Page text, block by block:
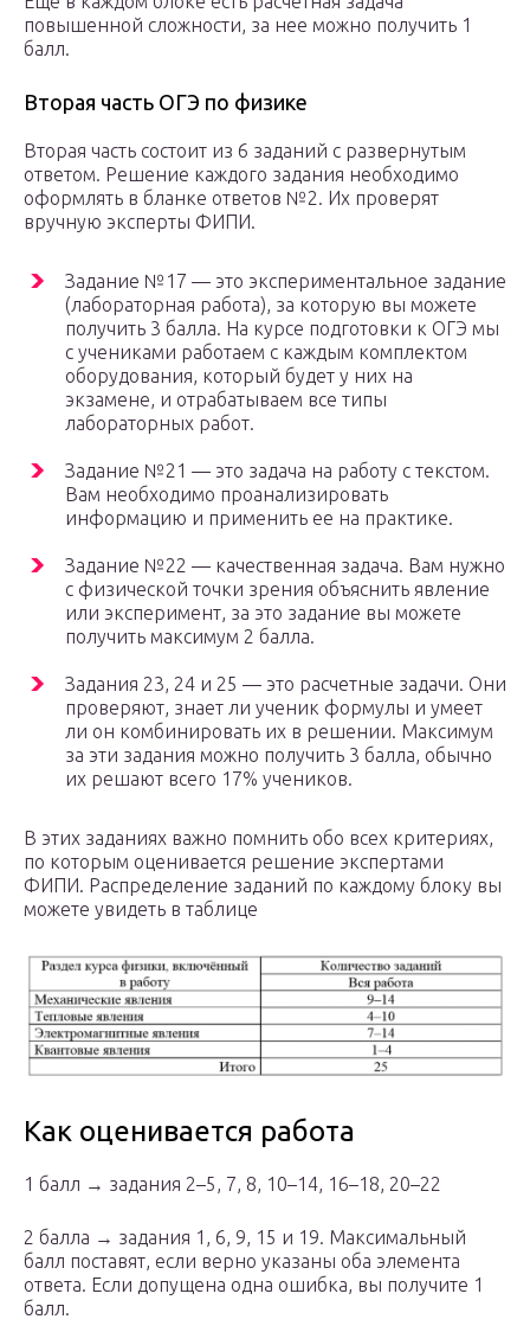
повышенной сложности, за нее можно получить 1
балл.
Вторая часть ОГЭ по физике
Вторая часть состоит из 6 заданий с развернутым
ответом. Решение каждого задания необходимо
оформлять в бланке ответов №2. Их проверят
вручную эксперты ФИПИ.
Задание №17 — это экспериментальное задание
(лабораторная работа), за которую вы можете
получить 3 балла. На курсе подготовки к ОГЭ мы
с учениками работаем с каждым комплектом
оборудования, который будет у них на
экзамене, и отрабатываем все типы
лабораторных работ.
Задание №21 — это задача на работу с текстом.
Вам необходимо проанализировать
информацию и применить ее на практике.
Задание №22 — качественная задача. Вам нужно
с физической точки зрения объяснить явление
или эксперимент, за это задание вы можете
получить максимум 2 балла.
Задания 23, 24 и 25 — это расчетные задачи. Они
проверяют, знает ли ученик формулы и умеет
ли он комбинировать их в решении. Максимум
за эти задания можно получить 3 балла, обычно
их решают всего 17% учеников.
В этих заданиях важно помнить обо всех критериях,
по которым оценивается решение экспертами
ФИПИ. Распределение заданий по каждому блоку вы
можете увидеть в таблице
Как оценивается работа
1 балл → задания 2–5, 7, 8, 10–14, 16–18, 20–22
2 балла → задания 1, 6, 9, 15 и 19. Максимальный
балл поставят, если верно указаны оба элемента
ответа. Если допущена одна ошибка, вы получите 1
балл.